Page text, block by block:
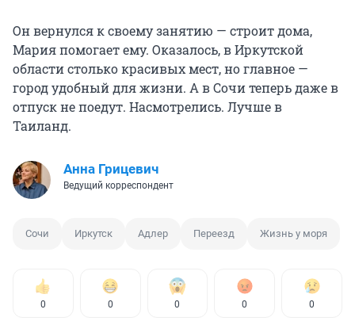
Он вернулся к своему занятию — строит дома,
Мария помогает ему. Оказалось, в Иркутской
области столько красивых мест, но главное —
город удобный для жизни. А в Сочи теперь даже в
отпуск не поедут. Насмотрелись. Лучше в
Таиланд.
Анна Грицевич
Ведущий корреспондент
Сочи Иркутск Адлер Переезд Жизнь у моря
0 0 0 0 0